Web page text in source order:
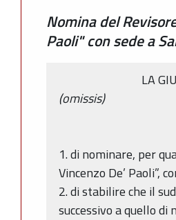
Nomina del
Paoli" con sede a
LA
(omissis)
1. di nominare, per
Vincenzo De’ Paoli”,
2. di stabilire che il
successivo a quello